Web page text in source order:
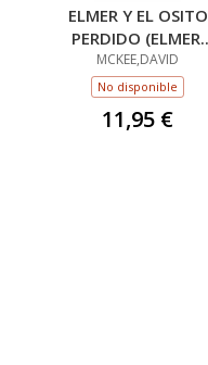
ELMER Y EL OSITO
PERDIDO (ELMER.
ÁLBUM ILUSTRADO)
MCKEE,DAVID
No disponible
11,95 €